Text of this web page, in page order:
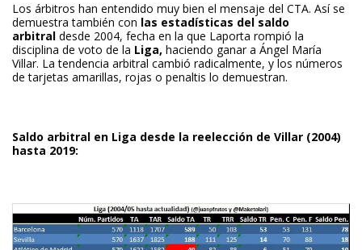
Los árbitros han entendido muy bien el mensaje del CTA. Así se
demuestra también con las estadísticas del saldo
arbitral desde 2004, fecha en la que Laporta rompió la
disciplina de voto de la Liga, haciendo ganar a Ángel María
Villar. La tendencia arbitral cambió radicalmente, y los números
de tarjetas amarillas, rojas o penaltis lo demuestran.
Saldo arbitral en Liga desde la reelección de Villar (2004)
hasta 2019: